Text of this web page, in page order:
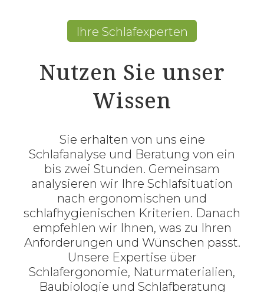
Ihre Schlafexperten
Nutzen Sie unser
Wissen
Sie erhalten von uns eine
Schlafanalyse und Beratung von ein
bis zwei Stunden. Gemeinsam
analysieren wir Ihre Schlafsituation
nach ergonomischen und
schlafhygienischen Kriterien. Danach
empfehlen wir Ihnen, was zu Ihren
Anforderungen und Wünschen passt.
Unsere Expertise über
Schlafergonomie, Naturmaterialien,
Baubiologie und Schlafberatung